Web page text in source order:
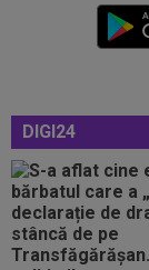
DIGI24
Dinamo
Nicolescu: ”E
19:43 OFICIAL
KuPS -
19:19 VIDEO
Slobozia.